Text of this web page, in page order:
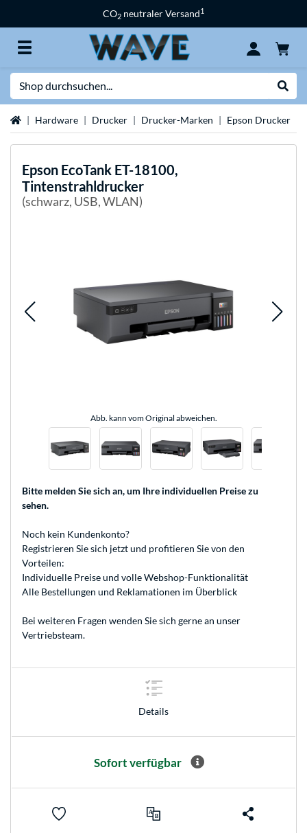
CO2 neutraler Versand1
StartseiteHardware Drucker Drucker-Marken Epson Drucker
Epson EcoTank ET-18100,
Tintenstrahldrucker
(schwarz, USB, WLAN)
Abb. kann vom Original abweichen.
Bitte melden Sie sich an, um Ihre individuellen Preise zu
sehen.
Noch kein Kundenkonto?
Registrieren Sie sich jetzt und profitieren Sie von den
Vorteilen:
Individuelle Preise und volle Webshop-Funktionalität
Alle Bestellungen und Reklamationen im Überblick
Bei weiteren Fragen wenden Sie sich gerne an unser
Vertriebsteam.
Details
Sofort verfügbar